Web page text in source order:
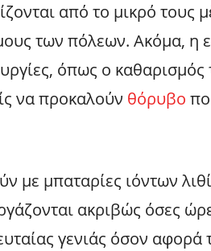
από το μικρό τους
των πόλεων. Ακόμα, η
όπως ο
να προκαλούν θόρυβο
με μπαταρίες ιόντων
ακριβώς όσες
γενιάς όσον αφορά